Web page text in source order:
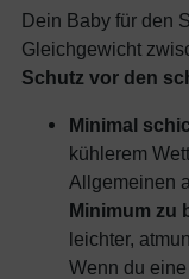
Dein Baby für den
Gleichgewicht
Schutz vor den
Minimal
kühlerem
Allgemeinen
Minimum zu
leichter,
Wenn du